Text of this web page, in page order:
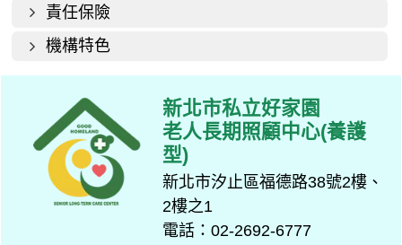
責任保險
機構特色
新北市私立好家園
老人長期照顧中心(養護
型)
新北市汐止區福德路38號2樓、
2樓之1
電話：02-2692-6777